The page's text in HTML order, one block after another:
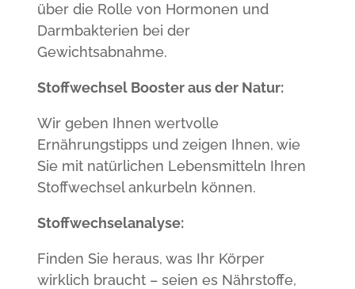
über die Rolle von Hormonen und
Darmbakterien bei der
Gewichtsabnahme.
Stoffwechsel Booster aus der Natur:
Wir geben Ihnen wertvolle
Ernährungstipps und zeigen Ihnen, wie
Sie mit natürlichen Lebensmitteln Ihren
Stoffwechsel ankurbeln können.
Stoffwechselanalyse:
Finden Sie heraus, was Ihr Körper
wirklich braucht – seien es Nährstoffe,